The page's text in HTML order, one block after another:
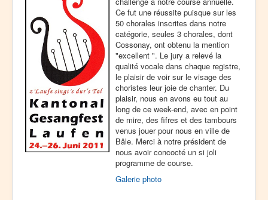
Ce fut une réussite puisque sur les
50 chorales inscrites dans notre
catégorie, seules 3 chorales, dont
Cossonay, ont obtenu la mention
"excellent ". Le jury a relevé la
qualité vocale dans chaque registre,
le plaisir de voir sur le visage des
choristes leur joie de chanter. Du
plaisir, nous en avons eu tout au
long de ce week-end, avec en point
de mire, des fifres et des tambours
venus jouer pour nous en ville de
Bâle. Merci à notre président de
nous avoir concocté un si joli
programme de course.
Galerie photo